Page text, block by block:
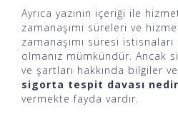
Ayrıca yazının içeriği ile
zamanaşımı süreleri ve
zamanaşımı süresi
olmanız mümkündür. Ancak
ve şartları hakkında bilgiler
sigorta tespit davası nedir
vermekte fayda vardır.